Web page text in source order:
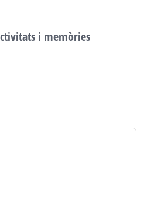
i memòries